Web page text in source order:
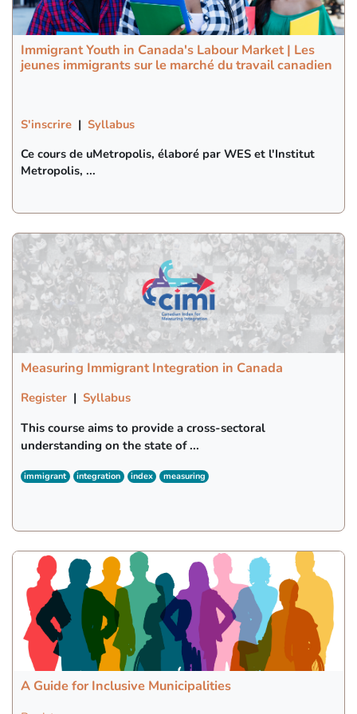
Immigrant Youth in Canada's Labour Market | Les
jeunes immigrants sur le marché du travail canadien
S'inscrire | Syllabus
Ce cours de uMetropolis, élaboré par WES et l'Institut
Metropolis, ...
Measuring Immigrant Integration in Canada
Register | Syllabus
This course aims to provide a cross-sectoral
understanding on the state of ...
immigrant integration index measuring
A Guide for Inclusive Municipalities